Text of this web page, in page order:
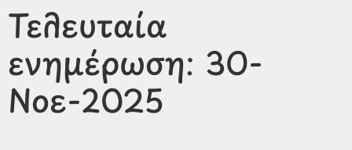
Τελευταία
ενημέρωση: 30-
Νοε-2025